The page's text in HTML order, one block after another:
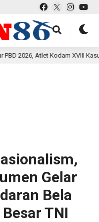
Atlet Kodam XVIII Kasuari
Gelar
Bela
TNI